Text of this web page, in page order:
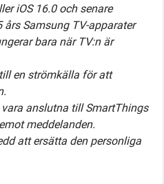
iOS 16.0 och senare
års Samsung TV-apparater
bara när TV:n är
en strömkälla för att
anslutna till SmartThings
meddelanden.
att ersätta den personliga